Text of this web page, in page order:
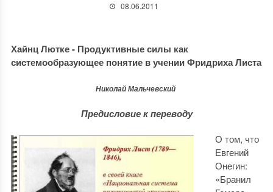
08.06.2011
Хайнц Лютке - Продуктивные силы как
системообразующее понятие в учении Фридриха Листа
Николай Мальчевский
Предисловие к переводу
О том, что
Евгений
Онегин:
«Бранил